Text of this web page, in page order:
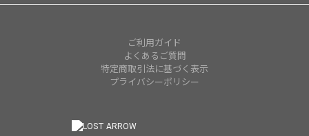
ご利用ガイド
よくあるご質問
特定商取引法に基づく表示
プライバシーポリシー